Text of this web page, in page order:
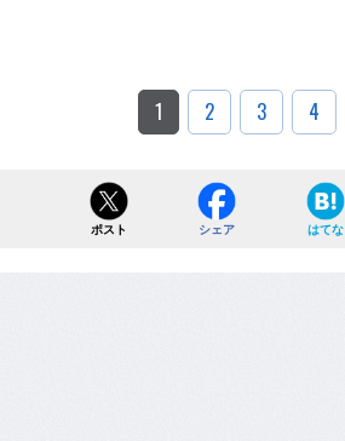
1 2 3 4
ポスト シェア はてな